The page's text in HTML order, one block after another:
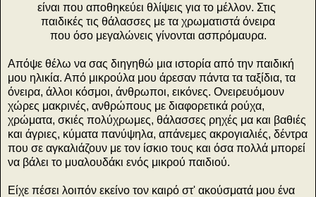
είναι που αποθηκεύει θλίψεις για το μέλλον. Στις
παιδικές τις θάλασσες με τα χρωματιστά όνειρα
που όσο μεγαλώνεις γίνονται ασπρόμαυρα.
Απόψε θέλω να σας διηγηθώ μια ιστορία από την παιδική
μου ηλικία. Από μικρούλα μου άρεσαν πάντα τα ταξίδια, τα
όνειρα, άλλοι κόσμοι, άνθρωποι, εικόνες. Ονειρευόμουν
χώρες μακρινές, ανθρώπους με διαφορετικά ρούχα,
χρώματα, σκιές πολύχρωμες, θάλασσες ρηχές μα και βαθιές
και άγριες, κύματα πανύψηλα, απάνεμες ακρογιαλιές, δέντρα
που σε αγκαλιάζουν με τον ίσκιο τους και όσα πολλά μπορεί
να βάλει το μυαλουδάκι ενός μικρού παιδιού.
Είχε πέσει λοιπόν εκείνο τον καιρό στ' ακούσματά μου ένα